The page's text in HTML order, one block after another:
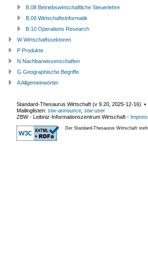
B.08 Betriebswirtschaftliche Steuerlehre
B.09 Wirtschaftsinformatik
B.10 Operations Research
W Wirtschaftssektoren
P Produkte
N Nachbarwissenschaften
G Geographische Begriffe
A Allgemeinwörter
Standard-Thesaurus Wirtschaft (v 9.20 2025-12-16) ▪
Mailinglisten: stw-announce stw-user
ZBW - Leibniz-Informationszentrum Wirtschaft -
Der Standard-Thesaurus Wirtschaft